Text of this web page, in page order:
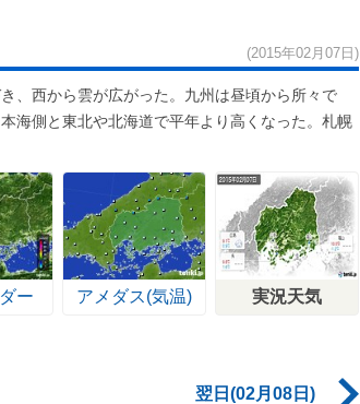
(2015年02月07日)
、西から雲が広がった。九州は昼頃から所々で
海側と東北や北海道で平年より高くなった。札幌
ー アメダス(気温) 実況天気
翌日(02月08日)